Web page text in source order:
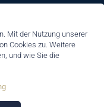
Mit der Nutzung unserer
Cookies zu. Weitere
und wie Sie die